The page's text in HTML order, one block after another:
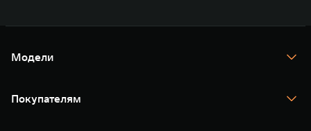
Модели
TANK 400
TANK 500
Покупателям